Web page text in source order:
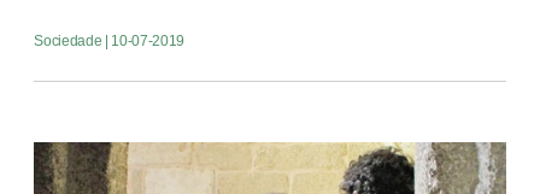
Sociedade | 10-07-2019